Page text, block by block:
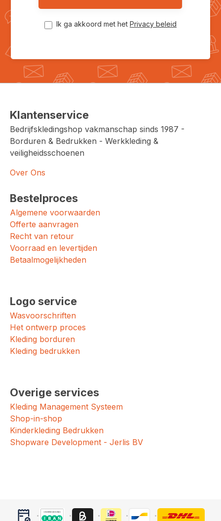
Ik ga akkoord met het Privacy beleid
Klantenservice
Bedrijfskledingshop vakmanschap sinds 1987 -
Borduren & Bedrukken - Werkkleding &
veiligheidsschoenen
Over Ons
Bestelproces
Algemene voorwaarden
Offerte aanvragen
Recht van retour
Voorraad en levertijden
Betaalmogelijkheden
Logo service
Wasvoorschriften
Het ontwerp proces
Kleding borduren
Kleding bedrukken
Overige services
Kleding Management Systeem
Shop-in-shop
Kinderkleding Bedrukken
Shopware Development - Jerlis BV